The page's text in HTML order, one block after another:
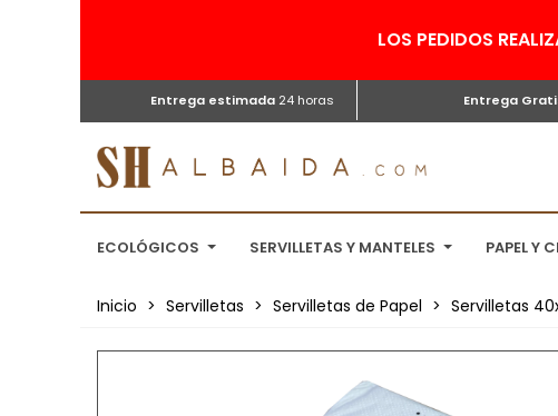
LOS PEDIDOS
Entrega estimada24 horas Entrega
ECOLÓGICOS SERVILLETAS Y MANTELES PAPEL Y
Inicio > Servilletas > Servilletas de Papel > Servilletas